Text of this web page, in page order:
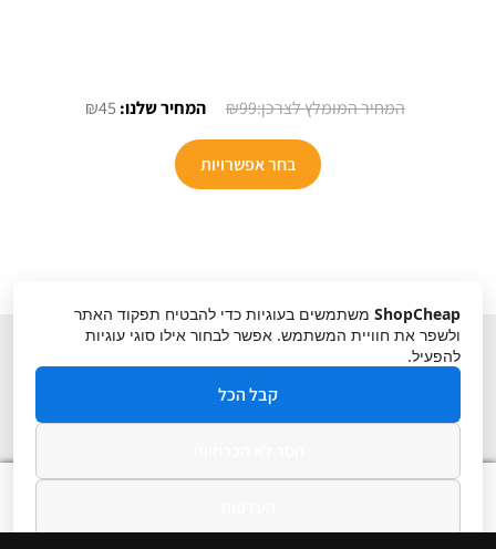
₪99
המחיר
המקורי
היה:
₪99.
₪45 המחיר
בחר אפשרויות
עבור:
ShopCheap משתמשים בעוגיות כדי להבטיח תפקוד האתר
ולשפר את חוויית המשתמש. אפשר לבחור אילו סוגי עוגיות
להפעיל.
קבל הכל